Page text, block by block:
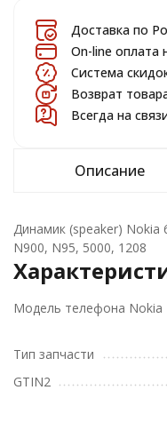
Доставка по
On-line оплата
Система
Возврат
Всегда на
Описание
Динамик (speaker) Nokia
N900, N95, 5000, 1208
Модель телефона Nokia
Тип запчасти
GTIN2